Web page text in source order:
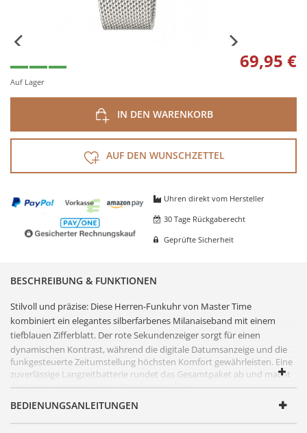
69,95 €
Auf Lager
IN DEN WARENKORB
AUF DEN WUNSCHZETTEL
Uhren direkt vom Hersteller
30 Tage Rückgaberecht
Geprüfte Sicherheit
BESCHREIBUNG & FUNKTIONEN
Stilvoll und präzise: Diese Herren-Funkuhrvon Master Time
kombiniert ein elegantes silberfarbenes Milanaiseband mit einem
tiefblauen Zifferblatt. Der rote Sekundenzeiger sorgt für einen
dynamischen Kontrast, während die digitale Datumsanzeige und die
funkgesteuerte Zeitumstellung höchsten Komfort gewährleisten. Eine
zuverlässige Langzeitbatterie rundet das Gesamtpaket ab und macht
die Uhr zu einem zeitlosen Begleiter im Alltag.
FUNKTIONEN
BEDIENUNGSANLEITUNGEN